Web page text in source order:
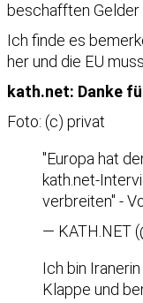
beschafften
Ich finde es
her und die EU
kath.net: Danke
Foto: (c) privat
"Europa hat
kath.net-
verbreiten" -
— KATH.NET
Ich bin
Klappe und